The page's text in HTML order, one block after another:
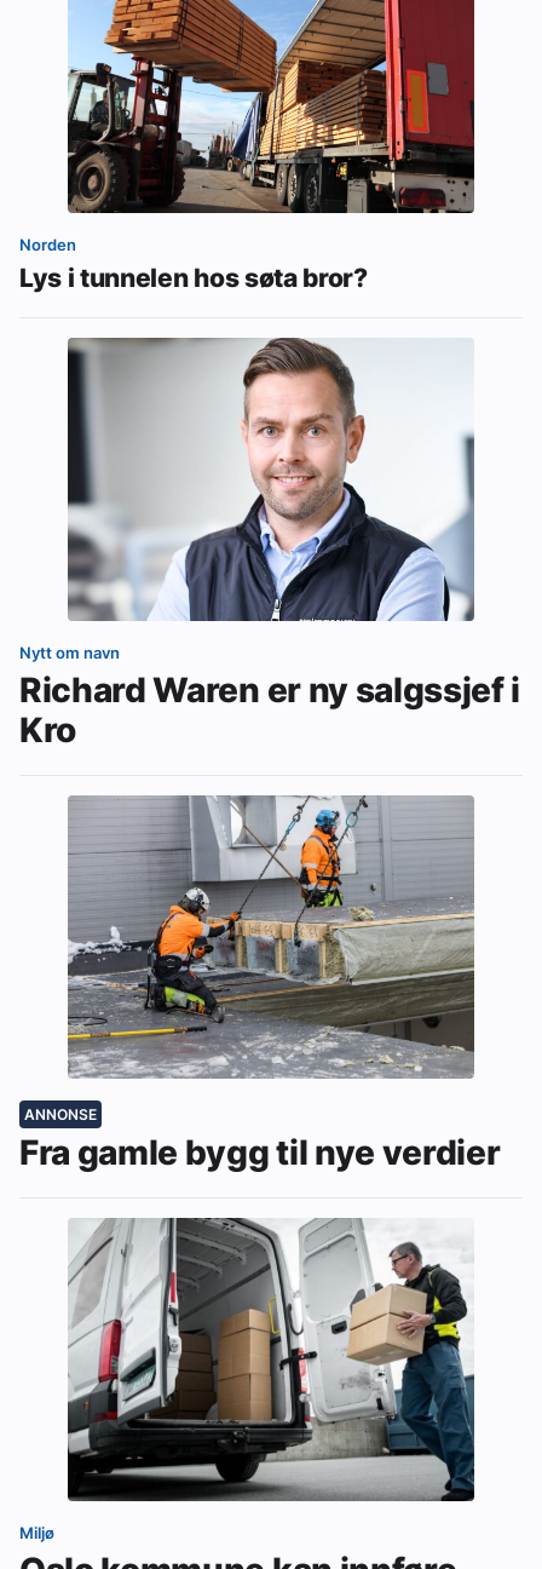
Norden
Lys i tunnelen hos søta bror?
Nytt om navn
Richard Waren er ny salgssjef i
Kro
ANNONSE
Fra gamle bygg til nye verdier
Miljø